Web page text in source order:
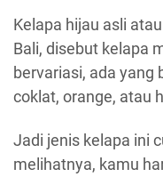
Kelapa hijau asli
Bali, disebut kelapa
bervariasi, ada yang
coklat, orange, atau
Jadi jenis kelapa ini
melihatnya, kamu